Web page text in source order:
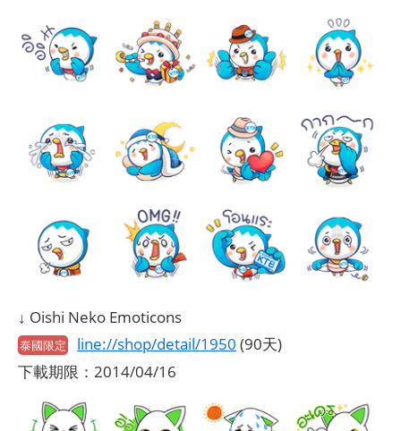
↓ Oishi Neko Emoticons
泰國限定 line://shop/detail/1950 (90天)
下載期限：2014/04/16